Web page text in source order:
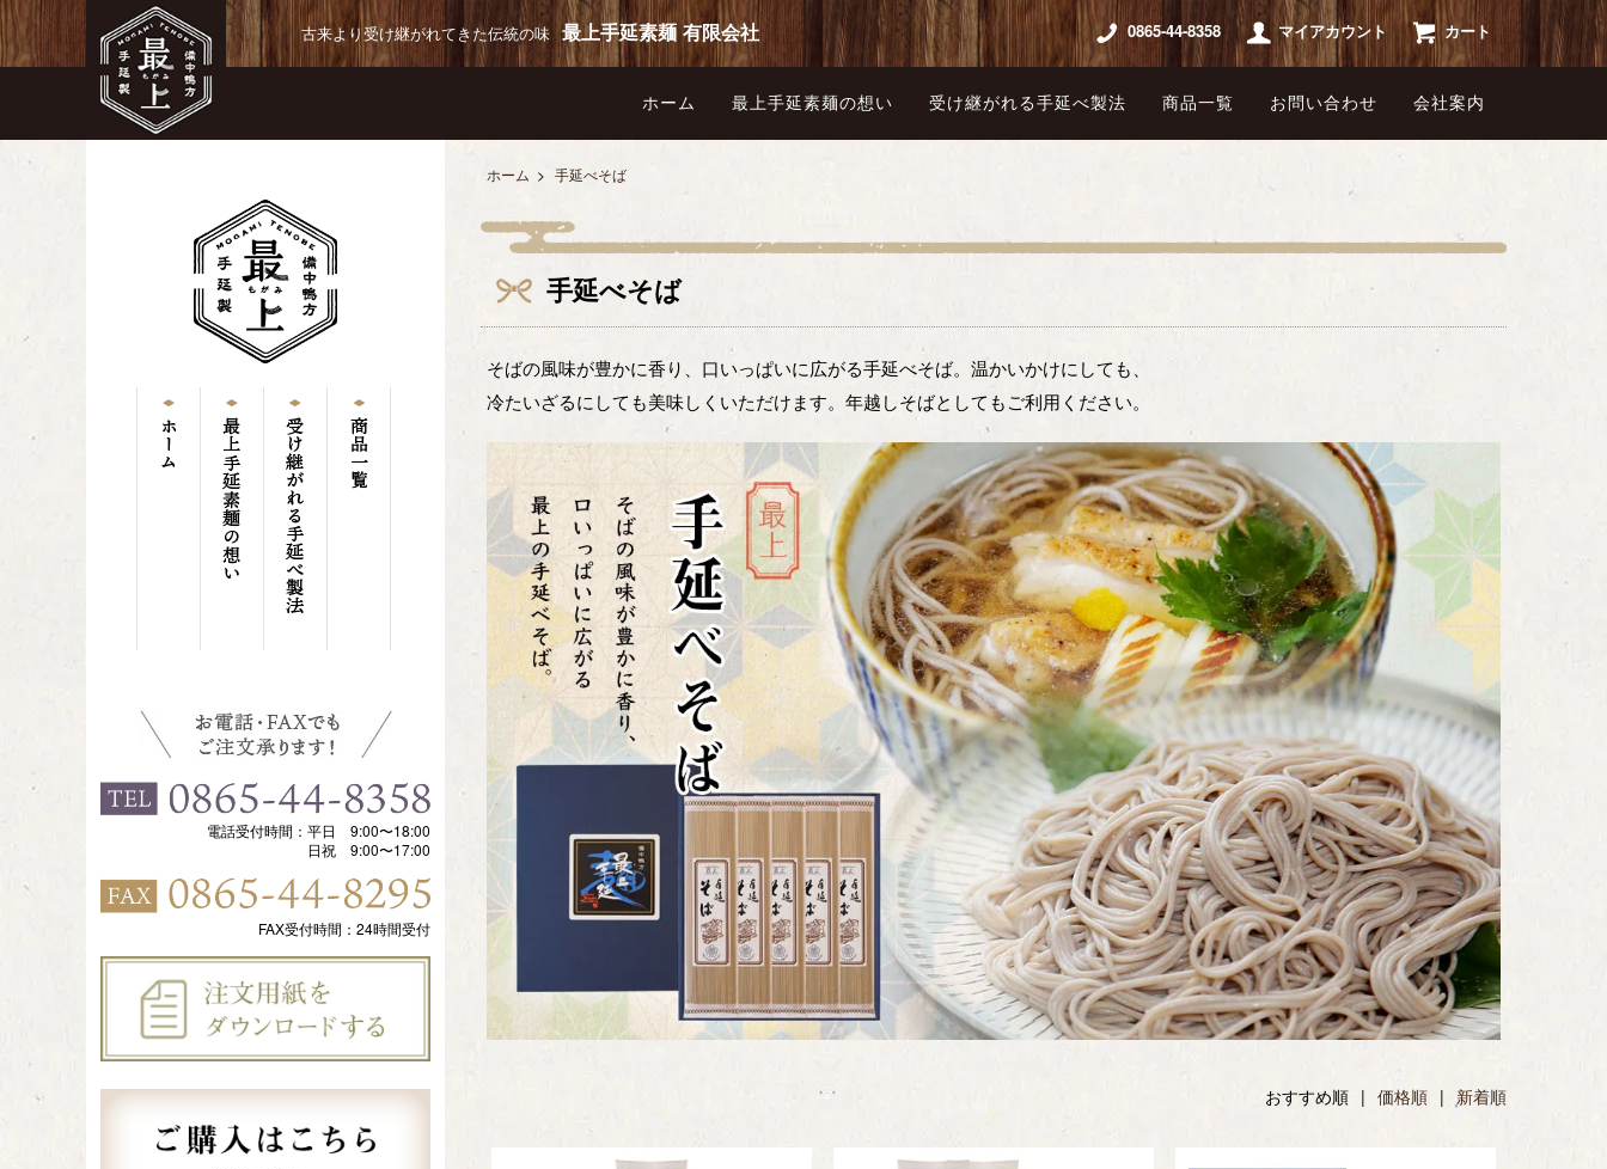
古来より受け継がれてきた伝統の味 最上手延素麺 有限会社 0865-44-8358 マイアカウント カート
ホーム 最上手延素麺の想い 受け継がれる手延べ製法 商品一覧 お問い合わせ 会社案内
ホーム > 手延べそば
手延べそば
そばの風味が豊かに香り、口いっぱいに広がる手延べそば。温かいかけにしても、
冷たいざるにしても美味しくいただけます。年越しそばとしてもご利用ください。
おすすめ順 | 価格順 | 新着順
電話受付時間：平日 9:00〜18:00
日祝 9:00〜17:00
FAX受付時間：24時間受付